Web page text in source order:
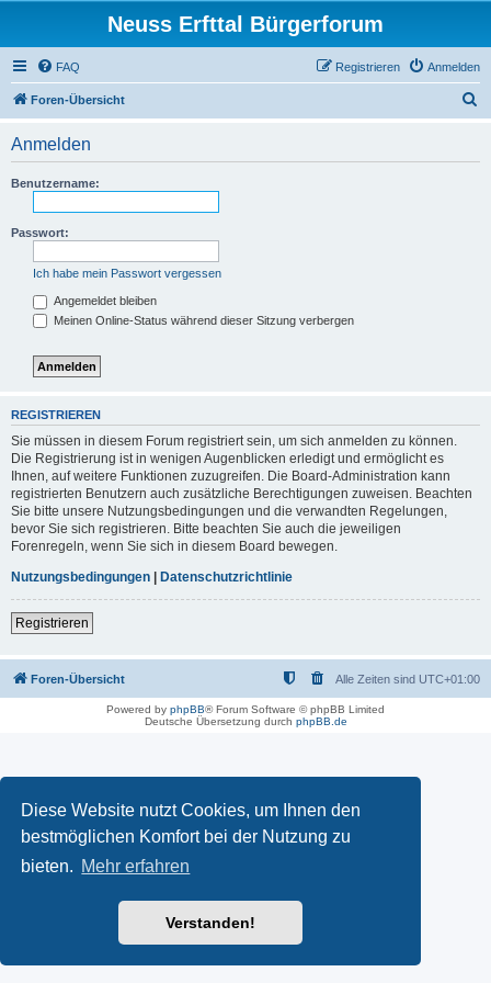
Diese Website nutzt Cookies, um Ihnen den
bestmöglichen Komfort bei der Nutzung zu
bieten. Mehr erfahren
Verstanden!
Neuss Erfttal Bürgerforum
FAQ Anmelden
Registrieren
Foren-Übersicht
Anmelden
Benutzername:
Passwort:
Ich habe mein Passwort vergessen
Angemeldet bleiben
Meinen Online-Status während dieser Sitzung verbergen
REGISTRIEREN
Sie müssen in diesem Forum registriert sein, um sich anmelden zu können.
Die Registrierung ist in wenigen Augenblicken erledigt und ermöglicht es
Ihnen, auf weitere Funktionen zuzugreifen. Die Board-Administration kann
registrierten Benutzern auch zusätzliche Berechtigungen zuweisen. Beachten
Sie bitte unsere Nutzungsbedingungen und die verwandten Regelungen,
bevor Sie sich registrieren. Bitte beachten Sie auch die jeweiligen
Forenregeln, wenn Sie sich in diesem Board bewegen.
Nutzungsbedingungen | Datenschutzrichtlinie
Registrieren
Foren-Übersicht Alle Zeiten sind UTC+01:00
Powered by phpBB® Forum Software © phpBB Limited
Deutsche Übersetzung durch phpBB.de